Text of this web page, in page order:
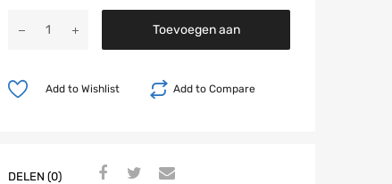
Toevoegen aan
Add to Compare
Add to Wishlist
DELEN (0)